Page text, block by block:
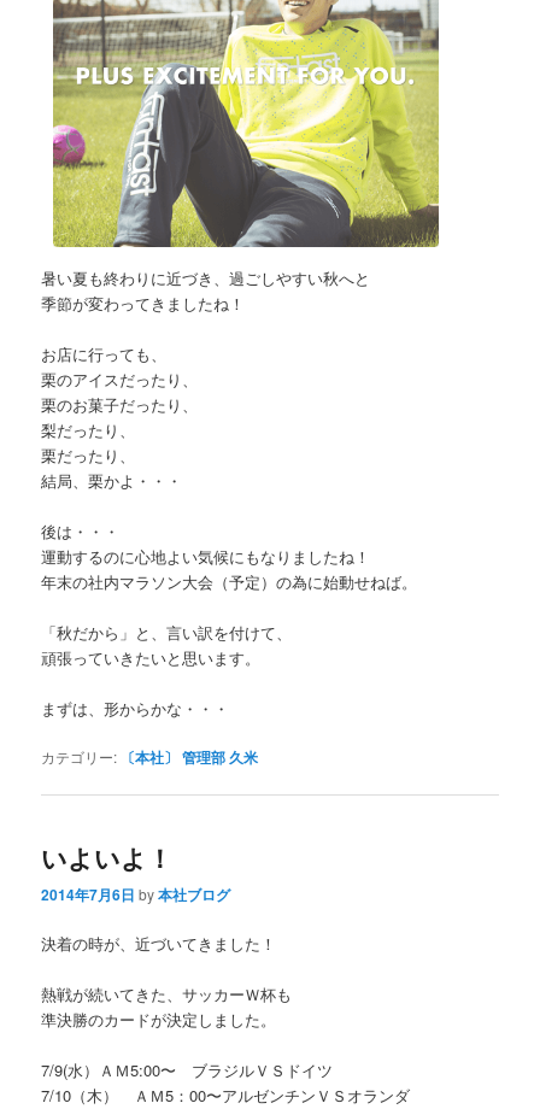
暑い夏も終わりに近づき、過ごしやすい秋へと
季節が変わってきましたね！
お店に行っても、
栗のアイスだったり、
栗のお菓子だったり、
梨だったり、
栗だったり、
結局、栗かよ・・・
後は・・・
運動するのに心地よい気候にもなりましたね！
年末の社内マラソン大会（予定）の為に始動せねば。
「秋だから」と、言い訳を付けて、
頑張っていきたいと思います。
まずは、形からかな・・・
カテゴリー: 〔本社〕 管理部 久米
いよいよ！
2014年7月6日 by本社ブログ
決着の時が、近づいてきました！
熱戦が続いてきた、サッカーＷ杯も
準決勝のカードが決定しました。
7/9(水）ＡＭ5:00〜 ブラジルＶＳドイツ
7/10（木） ＡＭ5：00〜アルゼンチンＶＳオランダ